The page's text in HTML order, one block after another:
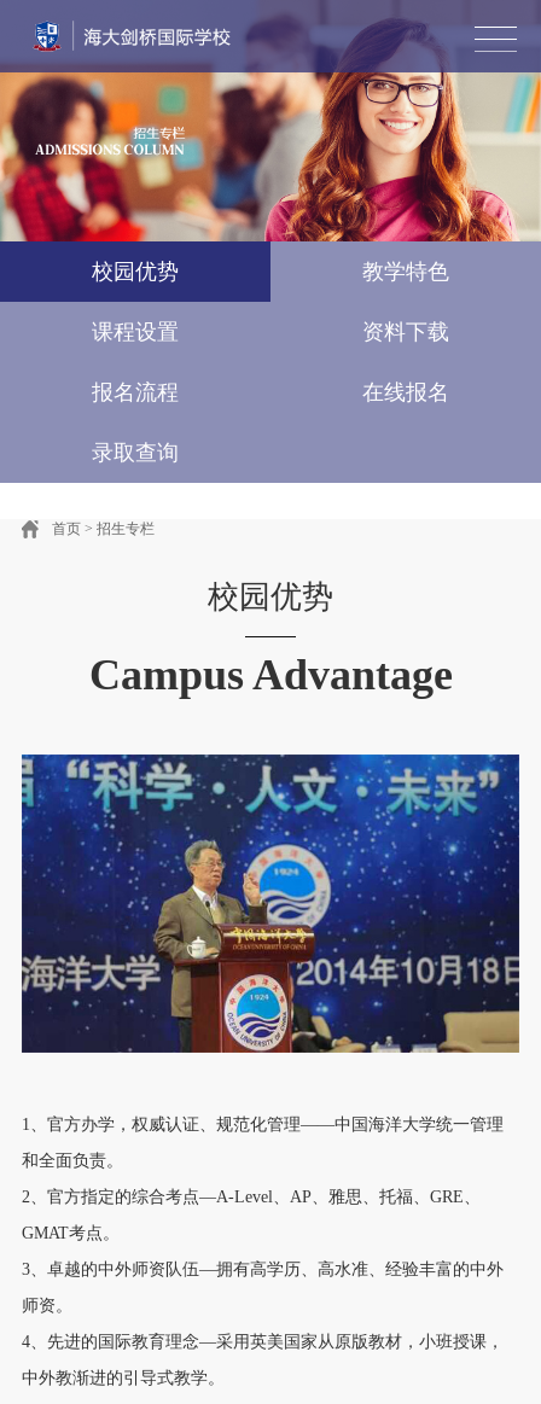
首页 学校简介 风采墙 教学动态
招生专栏 艺术直通车 国际竞赛·游学
联系我们 English
校园优势 教学特色
课程设置 资料下载
报名流程 在线报名
录取查询
首页> 招生专栏
校园优势
Campus Advantage
1、官方办学，权威认证、规范化管理——中国海洋大学统一管理
和全面负责。
2、官方指定的综合考点—A-Level、AP、雅思、托福、GRE、
GMAT考点。
3、卓越的中外师资队伍—拥有高学历、高水准、经验丰富的中外
师资。
4、先进的国际教育理念—采用英美国家从原版教材，小班授课，
中外教渐进的引导式教学。